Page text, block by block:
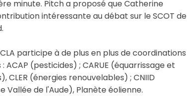
minute. Pitch a proposé que Catherine
intéressante au débat sur le SCOT de
participe à de plus en plus de coordinations
(pesticides) ; CARUE (équarrissage et
CLER (énergies renouvelables) ; CNIID
Vallée de l'Aude), Planète éolienne.